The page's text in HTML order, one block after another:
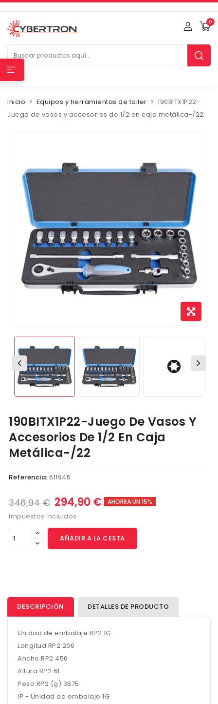
0
Inicio Equipos y herramientas de taller
190BITX1P22-
Juego de vasos y accesorios de 1/2 en caja metálica-/22
190BITX1P22-Juego De Vasos Y
Accesorios De 1/2 En Caja
Metálica-/22
Referencia: 611945
346,94 € 294,90 € AHORRA UN 15%
Impuestos incluidos
AÑADIR A LA CESTA
DESCRIPCIÓN DETALLES DE PRODUCTO
Unidad de embalaje RP2 1G
Longitud RP2 206
Ancho RP2 456
Altura RP2 61
Peso RP2 (g) 3875
IP - Unidad de embalaje 1G